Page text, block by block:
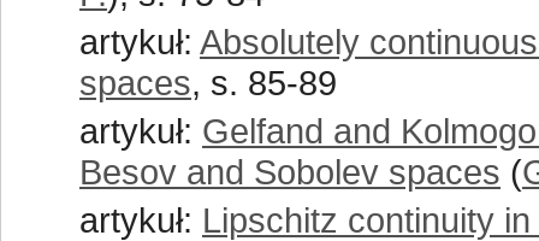
artykuł: Absolutely
spaces, s. 85-89
artykuł: Gelfand and
Besov and Sobolev spaces (
artykuł: Lipschitz continuity